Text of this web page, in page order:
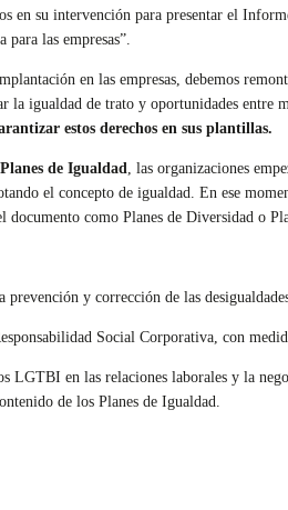
en su intervención para presentar el
las empresas”.
en las empresas, debemos
igualdad de trato y oportunidades entre
estos derechos en sus plantillas.
Planes de Igualdad , las organizaciones
el concepto de igualdad. En ese
como Planes de Diversidad o
y corrección de las
Social Corporativa, con
LGTBI en las relaciones laborales y la
de los Planes de Igualdad.